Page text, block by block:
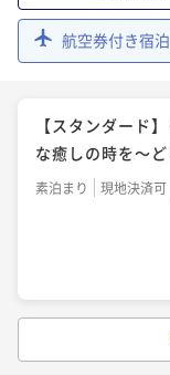
を存分に愉しむ♪
朝食付き 現地決済可
【連泊割】＜素
【早期割90】＜
以上確約！天然
【スタンダード
朝食付き 現地決済可
航空券付き宿
【スタンダード
な癒しの時を～
素泊まり 現地決済可
【4月・5月限定